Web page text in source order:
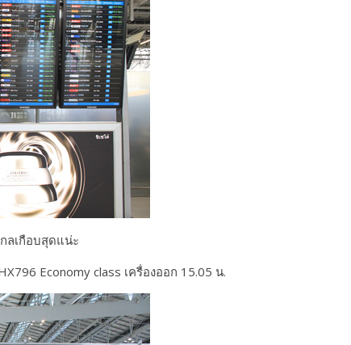
ลเกือบสุดแน่ะ
Economy class เครื่องออก 15.05 น.